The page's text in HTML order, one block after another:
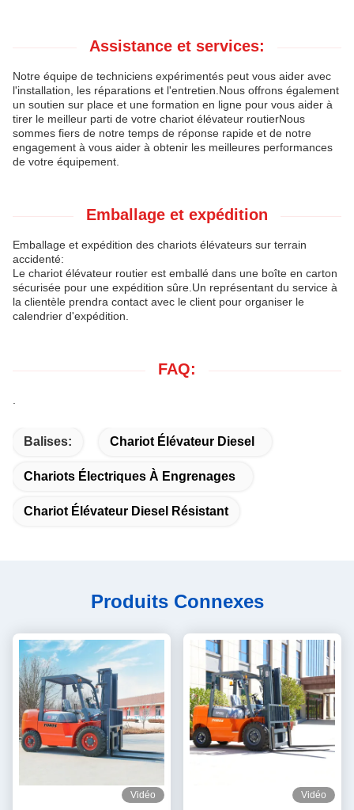
Assistance et services:
Notre équipe de techniciens expérimentés peut vous aider avec
l'installation, les réparations et l'entretien.Nous offrons également
un soutien sur place et une formation en ligne pour vous aider à
tirer le meilleur parti de votre chariot élévateur routierNous
sommes fiers de notre temps de réponse rapide et de notre
engagement à vous aider à obtenir les meilleures performances
de votre équipement.
Emballage et expédition
Emballage et expédition des chariots élévateurs sur terrain
accidenté:
Le chariot élévateur routier est emballé dans une boîte en carton
sécurisée pour une expédition sûre.Un représentant du service à
la clientèle prendra contact avec le client pour organiser le
calendrier d'expédition.
FAQ:
Balises: Chariot Élévateur Diesel
Chariots Électriques À Engrenages
Chariot Élévateur Diesel Résistant
Produits Connexes
Vidéo Vidéo